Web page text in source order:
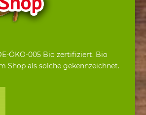
ÖKO-005 Bio zertifiziert. Bio
Shop als solche gekennzeichnet.